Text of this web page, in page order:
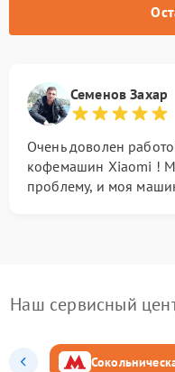
Семенов Захар
Очень доволен
кофемашин Xiaomi !
проблему, и моя
Наш сервисный